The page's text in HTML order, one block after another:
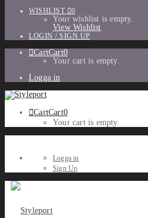
WISHLIST
0
Your wishlist is empty.
View Wishlist
LOGIN / SIGN UP
CartCart0
Your cart is empty.
Logga in
CartCart0
Your cart is empty.
Logga in
Sign Up